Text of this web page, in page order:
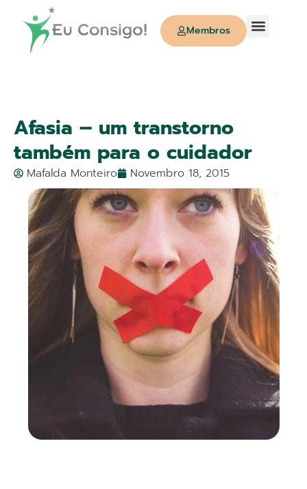
Membros
Afasia – um transtorno
também para o cuidador
Mafalda Monteiro Novembro 18, 2015